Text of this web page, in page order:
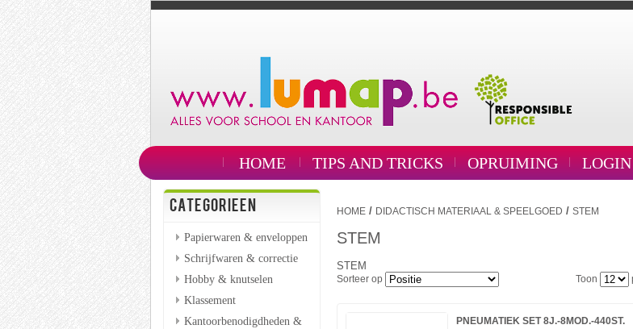
HOME TIPS AND TRICKS OPRUIMING
CATEGORIEEN
Papierwaren & enveloppen
Schrijfwaren & correctie
Hobby & knutselen
Klassement
Kantoorbenodigdheden &
HOME / DIDACTISCH MATERIAAL & SPEELGOED / STEM
STEM
STEM
Sorteer op Toon
PNEUMATIEK SET 8J.-8MOD.-440ST.